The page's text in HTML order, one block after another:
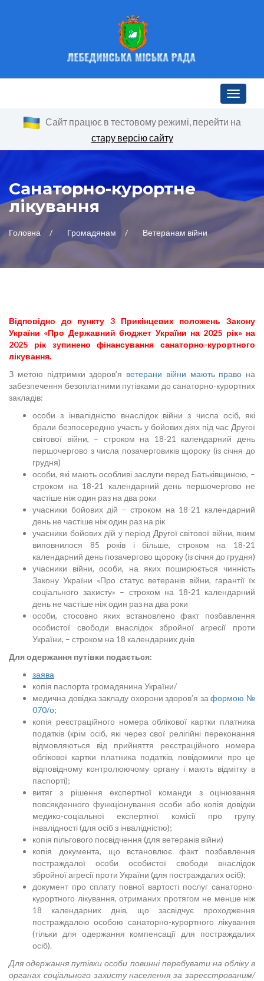
Toggle
Сайт працює в тестовому режимі, перейти на
стару версію сайту
Санаторно-курортне
лікування
Головна Громадянам Ветеранам війни
Відповідно до пункту 3 Прикінцевих положень Закону
України «Про Державний бюджет України на 2025 рік»на
2025 рік зупинено фінансування санаторно-курортного
лікування.
З метою підтримки здоров’я ветерани війни мають право на
забезпечення безоплатними путівками до санаторно-курортних
закладів:
особи з інвалідністю внаслідок війни з числа осіб, які
брали безпосередню участь у бойових діях під час Другої
світової війни, – строком на 18-21 календарний день
першочергово з числа позачерговиків щороку (із січня до
грудня)
особи, які мають особливі заслуги перед Батьківщиною, –
строком на 18-21 календарний день першочергово не
частіше ніж один раз на два роки
учасники бойових дій – строком на 18-21 календарний
день не частіше ніж один раз на рік
учасники бойових дій у період Другої світової війни, яким
виповнилося 85 років і більше, строком на 18-21
календарний день позачергово щороку (із січня до грудня)
учасники війни, особи, на яких поширюється чинність
Закону України «Про статус ветеранів війни, гарантії їх
соціального захисту» – строком на 18-21 календарний
день не частіше ніж один раз на два роки
особи, стосовно яких встановлено факт позбавлення
особистої свободи внаслідок збройної агресії проти
України, – строком на 18 календарних днів
Для одержання путівки подається:
заява
копія паспорта громадянина України/
медична довідка закладу охорони здоров’я заформою №
070/о;
копія реєстраційного номера облікової картки платника
податків (крім осіб, які через свої релігійні переконання
відмовляються від прийняття реєстраційного номера
облікової картки платника податків, повідомили про це
відповідному контролюючому органу і мають відмітку в
паспорті);
витяг з рішення експертної команди з оцінювання
повсякденного функціонування особи або копія довідки
медико-соціальної експертної комісії про групу
інвалідності (для осіб з інвалідністю);
копія пільгового посвідчення (для ветеранів війни)
копія документа, що встановлює факт позбавлення
постраждалої особи особистої свободи внаслідок
збройної агресії проти України (для постраждалих осіб);
документ про сплату повної вартості послуг санаторно-
курортного лікування, отриманих протягом не менше ніж
18 календарних днів, що засвідчує проходження
постраждалою особою санаторно-курортного лікування
(тільки для одержання компенсації для постраждалих
осіб).
Для одержання путівки особи повинні перебувати на обліку в
органах соціального захисту населення за зареєстрованим/